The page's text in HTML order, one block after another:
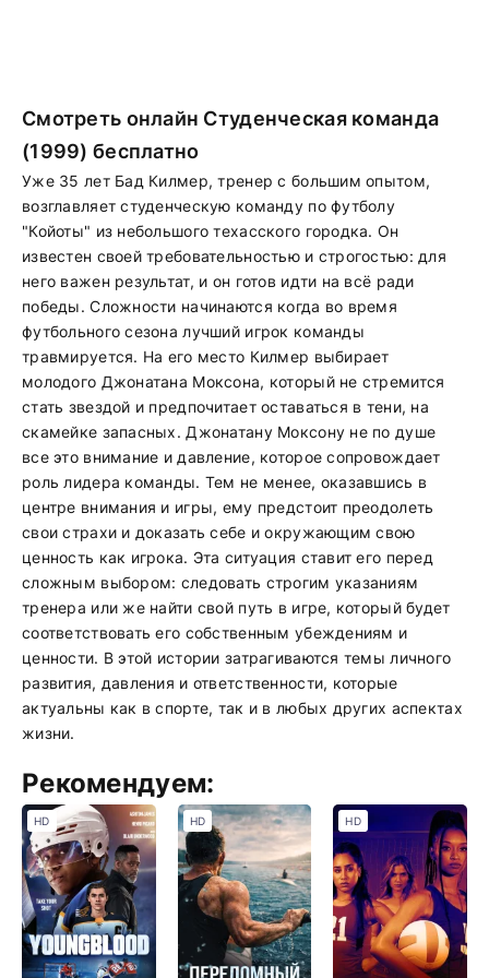
Смотреть онлайн Студенческая команда
(1999) бесплатно
Уже 35 лет Бад Килмер, тренер с большим опытом,
возглавляет студенческую команду по футболу
"Койоты" из небольшого техасского городка. Он
известен своей требовательностью и строгостью: для
него важен результат, и он готов идти на всё ради
победы. Сложности начинаются когда во время
футбольного сезона лучший игрок команды
травмируется. На его место Килмер выбирает
молодого Джонатана Моксона, который не стремится
стать звездой и предпочитает оставаться в тени, на
скамейке запасных. Джонатану Моксону не по душе
все это внимание и давление, которое сопровождает
роль лидера команды. Тем не менее, оказавшись в
центре внимания и игры, ему предстоит преодолеть
свои страхи и доказать себе и окружающим свою
ценность как игрока. Эта ситуация ставит его перед
сложным выбором: следовать строгим указаниям
тренера или же найти свой путь в игре, который будет
соответствовать его собственным убеждениям и
ценности. В этой истории затрагиваются темы личного
развития, давления и ответственности, которые
актуальны как в спорте, так и в любых других аспектах
жизни.
Рекомендуем:
HD HD HD